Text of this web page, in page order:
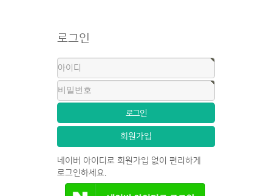
로그인
회원가입
네이버 아이디로 회원가입 없이 편리하게
로그인하세요.